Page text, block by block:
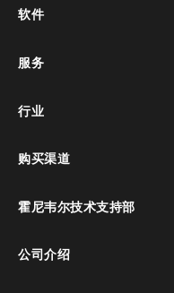
软件
服务
行业
购买渠道
霍尼韦尔技术支持部
公司介绍